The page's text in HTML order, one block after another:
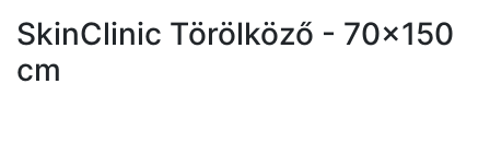
SkinClinic Törölköző - 70x150
cm